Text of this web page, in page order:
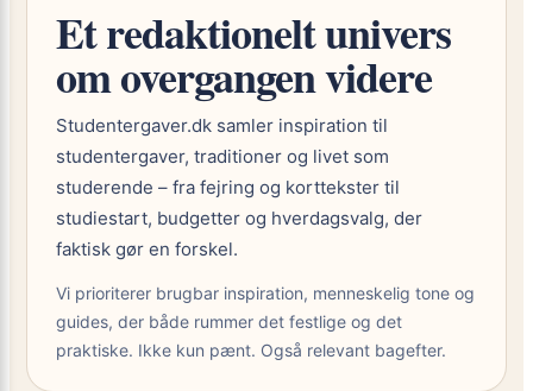
Et redaktionelt univers
om overgangen videre
Studentergaver.dk samler inspiration til
studentergaver, traditioner og livet som
studerende – fra fejring og korttekster til
studiestart, budgetter og hverdagsvalg, der
faktisk gør en forskel.
Vi prioriterer brugbar inspiration, menneskelig tone og
guides, der både rummer det festlige og det
praktiske. Ikke kun pænt. Også relevant bagefter.